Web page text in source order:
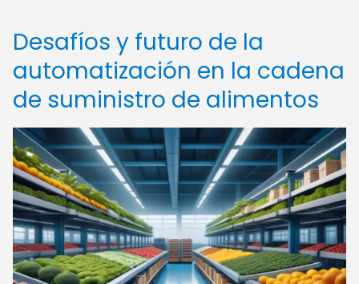
Desafíos y futuro de la
automatización en la cadena
de suministro de alimentos